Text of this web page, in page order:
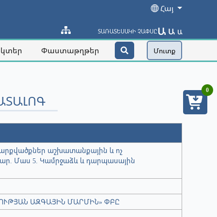
Հայ
ՏԱՌԱՏԵՍԱԿԻ ՉԱՓՍԸԱ Ա Ա
Փաստաթղթեր Մուտք
աշխատանքային և ոչ
Մաս 5. Կամրջաձև և դարպասային
ԱԶԳԱՅԻՆ ՄԱՐՄԻՆ» ՓԲԸ
0